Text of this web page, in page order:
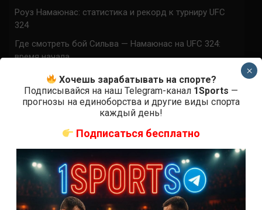
Роуз Намаюнас: статистика и рекорд к турниру UFC
324
Где смотреть бой Сильва — Намаюнас на UFC 324:
время начала
Прогноз на бой Сильва — Намаюнас на UFC 324:
коэффициенты
Арнольд Аллен на UFC 324: статистика и рекорд
ПРИСОЕДИНЯЙСЯ
Хочешь зарабатывать на спорте?
Подписывайся на наш Telegram-канал 1Sports —
прогнозы на единоборства и другие виды спорта
каждый день!
Подписаться бесплатно
×